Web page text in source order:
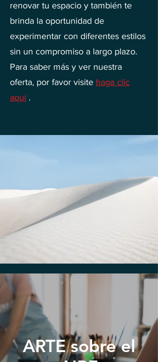
renovar tu espacio y también te
brinda la oportunidad de
experimentar con diferentes estilos
sin un compromiso a largo plazo.
Para saber más y ver nuestra
oferta, por favor visite haga clic
aquí.
ARTE sobre el